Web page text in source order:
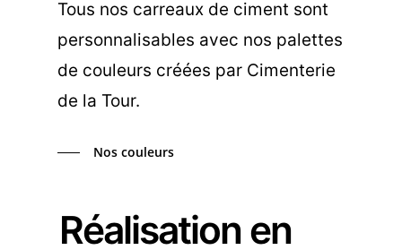
Tous nos carreaux de ciment sont
personnalisables avec nos palettes
de couleurs créées par Cimenterie
de la Tour.
Nos couleurs
Réalisation en